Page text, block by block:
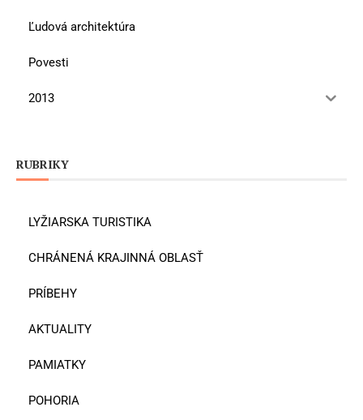
Ľudová architektúra
Povesti
2013
RUBRIKY
LYŽIARSKA TURISTIKA
CHRÁNENÁ KRAJINNÁ OBLASŤ
PRÍBEHY
AKTUALITY
PAMIATKY
POHORIA